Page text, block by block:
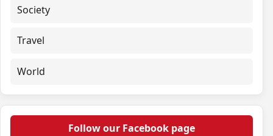
Society
Travel
World
Follow our Facebook page